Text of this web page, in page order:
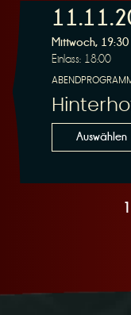
Mittwoch, 19:30
Einlass: 18:00
Auswählen